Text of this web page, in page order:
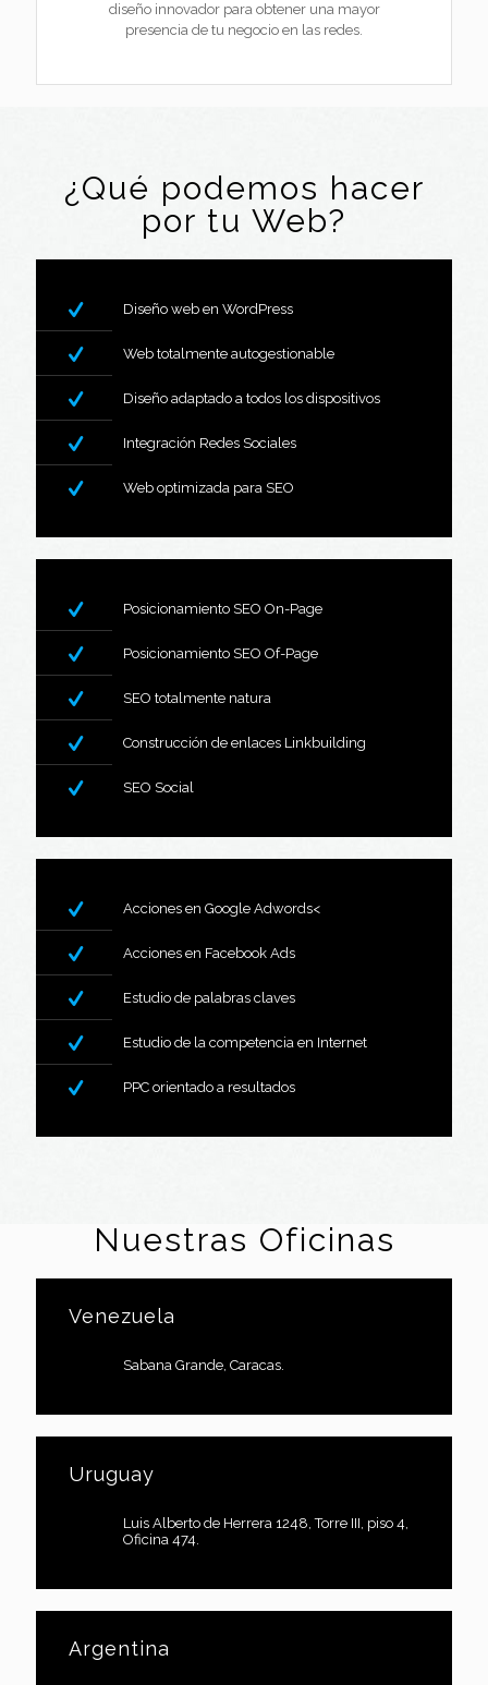
diseño innovador para obtener una mayor
presencia de tu negocio en las redes.
¿Qué podemos hacer
por tu Web?
Diseño web en WordPress
Web totalmente autogestionable
Diseño adaptado a todos los dispositivos
Integración Redes Sociales
Web optimizada para SEO
Posicionamiento SEO On-Page
Posicionamiento SEO Of-Page
SEO totalmente natura
Construcción de enlaces Linkbuilding
SEO Social
Acciones en Google Adwords<
Acciones en Facebook Ads
Estudio de palabras claves
Estudio de la competencia en Internet
PPC orientado a resultados
Nuestras Oficinas
Venezuela
Sabana Grande, Caracas.
Uruguay
Luis Alberto de Herrera 1248, Torre III, piso 4,
Oficina 474.
Argentina